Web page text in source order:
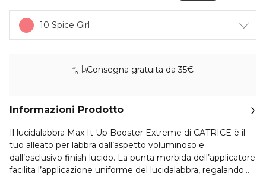
10 Spice Girl
Consegna gratuita da 35€
Informazioni Prodotto
Il lucidalabbra Max It Up Booster Extreme di CATRICE è il
tuo alleato per labbra dall’aspetto voluminoso e
dall’esclusivo finish lucido. La punta morbida dell’applicatore
facilita l’applicazione uniforme del lucidalabbra, regalando